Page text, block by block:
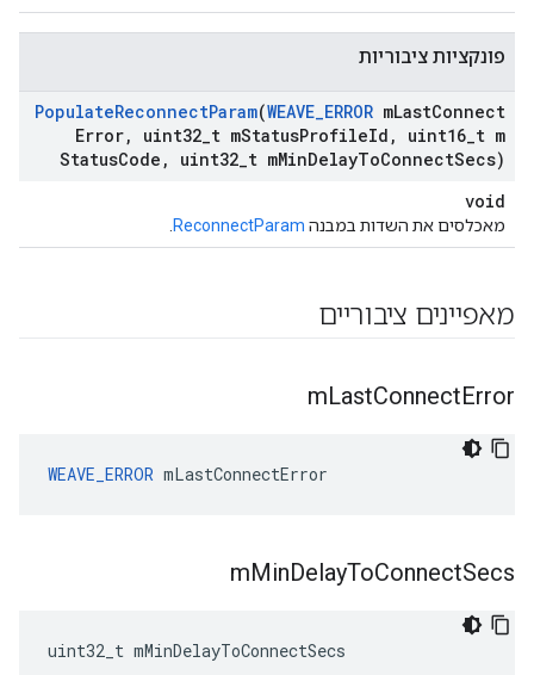
פונקציות ציבוריות
PopulateReconnectParam(WEAVE_ERROR mLastConnect
Error, uint32 t mStatusProfileId , uint16 t m
StatusCode , uint32 t mMinDelayToConnectSecs)
void
מאכלסים את השדות במבנה ReconnectParam
מאפיינים ציבוריים
mLastConnectError
WEAVE_ERROR mLastConnectError
mMinDelayToConnectSecs
uint32_t mMinDelayToConnectSecs